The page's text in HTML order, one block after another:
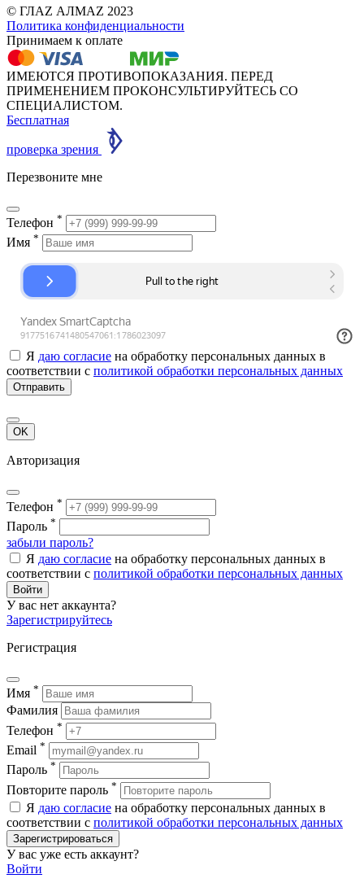
© ГЛАZ АЛМАZ 2023
Политика конфиденциальности
Принимаем к оплате
ИМЕЮТСЯ ПРОТИВОПОКАЗАНИЯ. ПЕРЕД
ПРИМЕНЕНИЕМ ПРОКОНСУЛЬТИРУЙТЕСЬ СО
СПЕЦИАЛИСТОМ.
Бесплатная
проверка зрения
Перезвоните мне
Телефон *
Имя *
Я даю согласие на обработку персональных данных в
соответствии с политикой обработки персональных данных
Отправить
OK
Авторизация
Телефон *
Пароль *
забыли пароль?
Я даю согласие на обработку персональных данных в
соответствии с политикой обработки персональных данных
Войти
У вас нет аккаунта?
Зарегистрируйтесь
Регистрация
Имя *
Фамилия
Телефон *
Email *
Пароль *
Повторите пароль *
Я даю согласие на обработку персональных данных в
соответствии с политикой обработки персональных данных
Зарегистрироваться
У вас уже есть аккаунт?
Войти